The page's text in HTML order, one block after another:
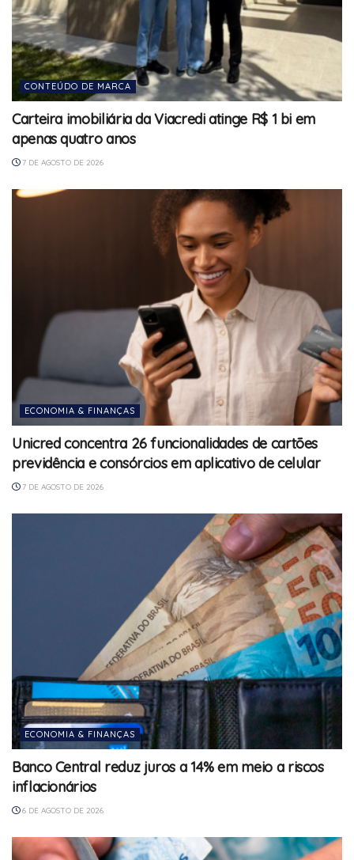
CONTEÚDO DE MARCA
Carteira imobiliária da Viacredi atinge R$ 1 bi em
apenas quatro anos
7 DE AGOSTO DE 2026
ECONOMIA & FINANÇAS
Unicred concentra 26 funcionalidades de cartões
previdência e consórcios em aplicativo de celular
7 DE AGOSTO DE 2026
ECONOMIA & FINANÇAS
Banco Central reduz juros a 14% em meio a riscos
inflacionários
6 DE AGOSTO DE 2026